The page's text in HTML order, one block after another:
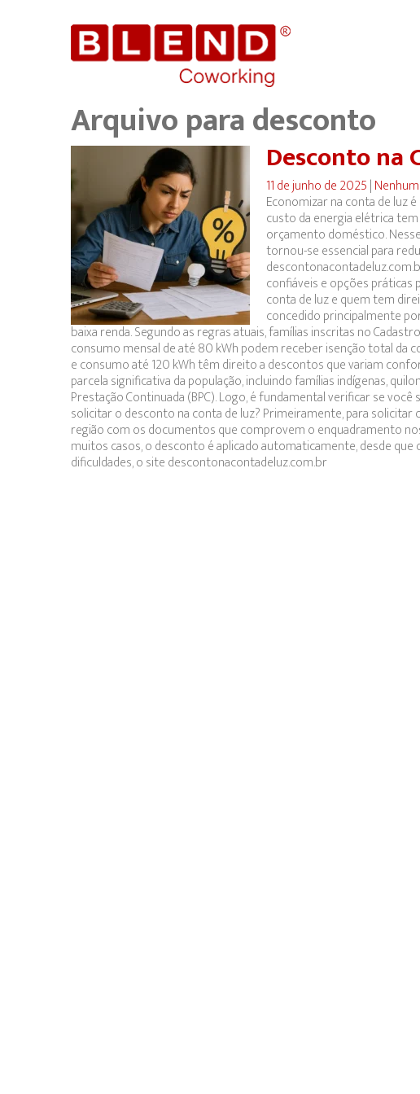
Arquivo paradesconto
Desconto na
11 de junho de 2025|
Economizar na conta de luz
custo da energia elétrica
orçamento doméstico.
tornou-se essencial para
confiáveis e opções práticas
conta de luz e quem tem
concedido principalmente
baixa renda. Segundo as regras atuais, famílias inscritas no
consumo mensal de até 80 kWh podem receber isenção total da
e consumo até 120 kWh têm direito a descontos que variam
parcela significativa da população, incluindo famílias indígenas,
Prestação Continuada (BPC). Logo, é fundamental verificar se
solicitar o desconto na conta de luz? Primeiramente, para
região com os documentos que comprovem o enquadramento
muitos casos, o desconto é aplicado automaticamente, desde
dificuldades, o site descontonacontadeluz.com.br